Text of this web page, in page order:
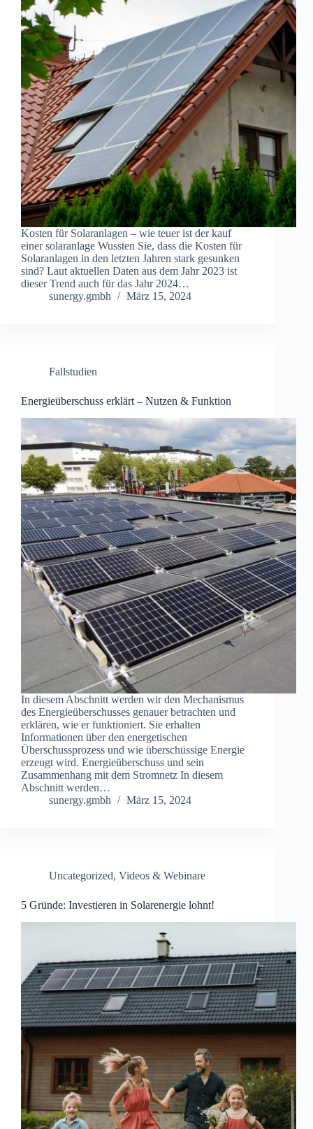
Kosten für Solaranlagen – wie teuer ist der kauf
einer solaranlage Wussten Sie, dass die Kosten für
Solaranlagen in den letzten Jahren stark gesunken
sind? Laut aktuellen Daten aus dem Jahr 2023 ist
dieser Trend auch für das Jahr 2024…
sunergy.gmbh
März 15, 2024
Fallstudien
Energieüberschuss erklärt – Nutzen & Funktion
In diesem Abschnitt werden wir den Mechanismus
des Energieüberschusses genauer betrachten und
erklären, wie er funktioniert. Sie erhalten
Informationen über den energetischen
Überschussprozess und wie überschüssige Energie
erzeugt wird. Energieüberschuss und sein
Zusammenhang mit dem Stromnetz In diesem
Abschnitt werden…
sunergy.gmbh
März 15, 2024
Uncategorized, Videos & Webinare
5 Gründe: Investieren in Solarenergie lohnt!